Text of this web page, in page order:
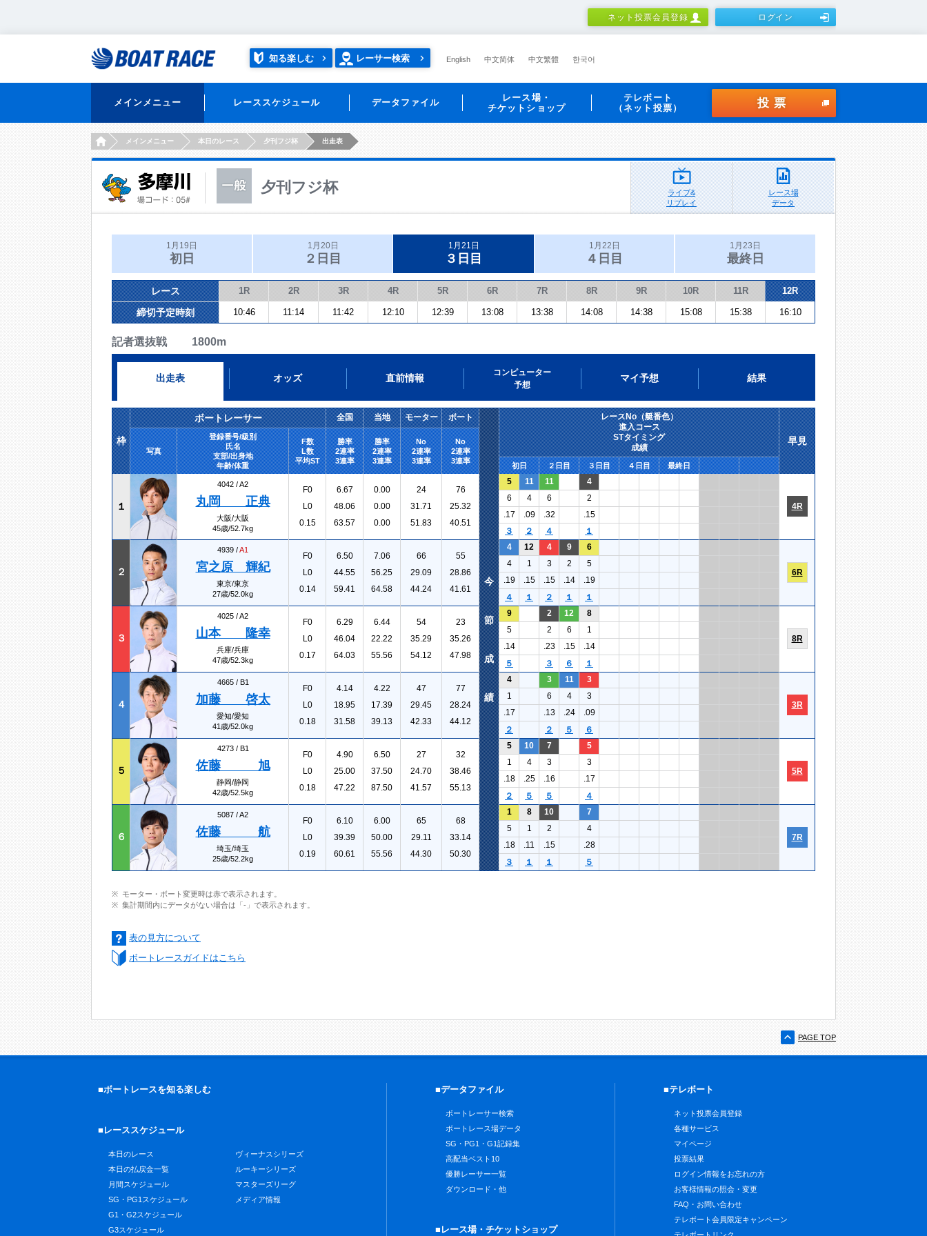
ネット投票会員登録 ログイン
知る楽しむ レーサー検索 English 中文简体 中文繁體 한국어
メインメニュー レーススケジュール データファイル
レース場・
チケットショップ
テレボート
（ネット投票）
投票
HOMEメインメニュー 本日のレース 夕刊フジ杯 出走表
夕刊フジ杯
ライブ&
リプレイ
レース場
データ
1月19日
初日
1月20日
２日目
1月21日
３日目
1月22日
４日目
1月23日
最終日
レース 1R 2R 3R 4R 5R 6R 7R 8R 9R 10R 11R 12R
締切予定時刻 10:46 11:14 11:42 12:10 12:39 13:08 13:38 14:08 14:38 15:08 15:38 16:10
記者選抜戦 1800m
出走表 オッズ 直前情報
コンピューター
予想
マイ予想 結果
枠
ボートレーサー 全国 当地 モーター ボート
レースNo（艇番色）
進入コース
STタイミング
成績
早見
写真
登録番号/級別
氏名
支部/出身地
年齢/体重
F数
L数
平均ST
勝率
2連率
3連率
勝率
2連率
3連率
No
2連率
3連率
No
2連率
3連率
初日 ２日目 ３日目 ４日目 最終日
１
4042 /A2
丸岡 正典
大阪/大阪
45歳/52.7kg
F0
L0
0.15
6.67
48.06
63.57
0.00
0.00
0.00
24
31.71
51.83
76
25.32
40.51
5 11 11 4
4R
6 4 6
2
.17
.09 .32
.15
３
２ ４ １
２
4939 /A1
宮之原 輝紀
東京/東京
27歳/52.0kg
F0
L0
0.14
6.50
44.55
59.41
7.06
56.25
64.58
66
29.09
44.24
55
28.86
41.61
4 12 4 9 6
6R
4 1 3 2
5
.19
.15 .15 .14
.19
４
１ ２ １ １
３
4025 /A2
山本 隆幸
兵庫/兵庫
47歳/52.3kg
F0
L0
0.17
6.29
46.04
64.03
6.44
22.22
55.56
54
35.29
54.12
23
35.26
47.98
9 2 12 8
8R
5 2 6
1
.14
.23 .15
.14
５
３ ６ １
４
4665 / B1
加藤 啓太
愛知/愛知
41歳/52.0kg
F0
L0
0.18
4.14
18.95
31.58
4.22
17.39
39.13
47
29.45
42.33
77
28.24
44.12
4 3 11 3
3R
1 6 4
3
.17
.13 .24
.09
２
２ ５ ６
５
4273 / B1
佐藤 旭
静岡/静岡
42歳/52.5kg
F0
L0
0.18
4.90
25.00
47.22
6.50
37.50
87.50
27
24.70
41.57
32
38.46
55.13
5 10 7 5
5R
1 4 3
3
.18
.25 .16
.17
２
５ ５ ４
６
5087 /A2
佐藤 航
埼玉/埼玉
25歳/52.2kg
F0
L0
0.19
6.10
39.39
60.61
6.00
50.00
55.56
65
29.11
44.30
68
33.14
50.30
1 8 10 7
7R
5 1 2
4
.18
.11 .15
.28
３
１ １ ５
今
節
成
績
モーター・ボート変更時は赤で表示されます。
集計期間内にデータがない場合は「-」で表示されます。
表の見方について
ボートレースガイドはこちら
PAGE TOP
■ボートレースを知る楽しむ
■レーススケジュール
本日のレース
本日の払戻金一覧
月間スケジュール
SG・PG1スケジュール
G1・G2スケジュール
G3スケジュール
ヴィーナスシリーズ
ルーキーシリーズ
マスターズリーグ
メディア情報
■データファイル
ボートレーサー検索
ボートレース場データ
SG・PG1・G1記録集
高配当ベスト10
優勝レーサー一覧
ダウンロード・他
■レース場・チケットショップ
■テレボート
ネット投票会員登録
各種サービス
マイページ
投票結果
ログイン情報をお忘れの方
お客様情報の照会・変更
FAQ・お問い合わせ
テレボート会員限定キャンペーン